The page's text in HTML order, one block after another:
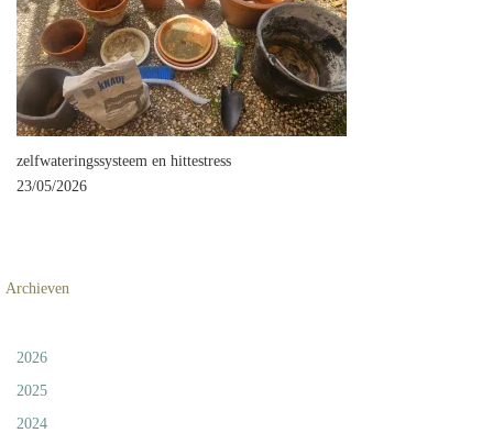
zelfwateringssysteem en hittestress
23/05/2026
Archieven
2026
2025
2024